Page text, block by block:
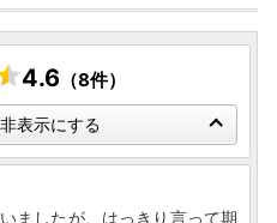
4.6 （8件）
表示にする
ましたが、はっきり言って期